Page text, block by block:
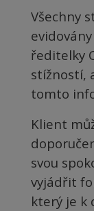
Všechny
ředitelky
stížností,
tomto
Klient
svou
vyjádřit
který je k